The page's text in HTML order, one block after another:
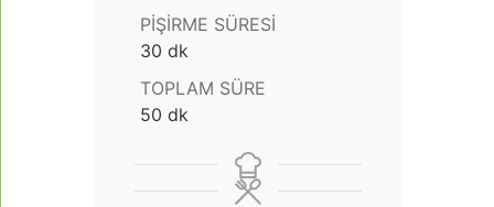
PIŞIRME SÜRESI
30 dakika
dk
TOPLAM SÜRE
50 dakika
dk